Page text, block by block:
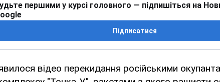
першими у курсі головного — підпишіться на
Підписатися
відео перекидання російськими